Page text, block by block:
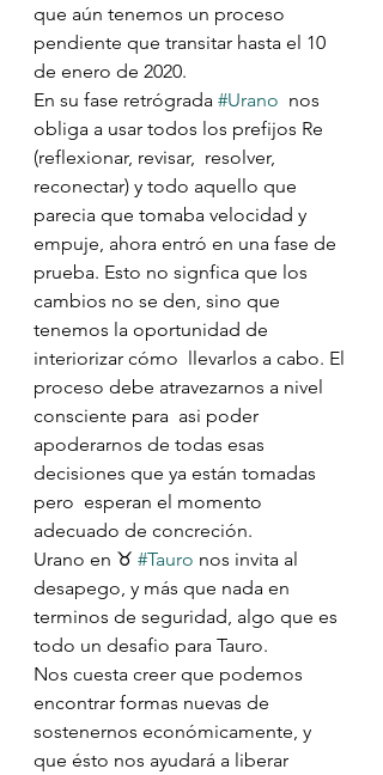
que aún tenemos un proceso
pendiente que transitar hasta el 10
de enero de 2020.
En su fase retrógrada #Urano
  nos
obliga a usar todos los prefijos Re
(reflexionar, revisar,  resolver,
reconectar) y todo aquello que
parecia que tomaba velocidad y
empuje, ahora entró en una fase de
prueba. Esto no signfica que los
cambios no se den, sino que
tenemos la oportunidad de
interiorizar cómo  llevarlos a cabo. El
proceso debe atravezarnos a nivel
consciente para  asi poder
apoderarnos de todas esas
decisiones que ya están tomadas
pero  esperan el momento
adecuado de concreción.
Urano en ♉️ #Tauro nos invita al
desapego, y más que nada en
terminos de seguridad, algo que es
todo un desafio para Tauro.
Nos cuesta creer que podemos
encontrar formas nuevas de
sostenernos económicamente, y
que ésto nos ayudará a liberar